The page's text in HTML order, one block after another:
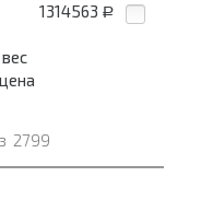
1314563 Р
2799